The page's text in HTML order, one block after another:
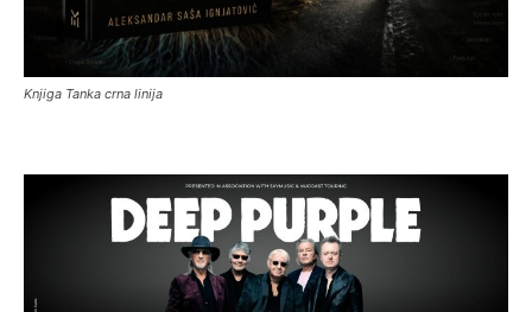
Knjiga Tanka crna linija